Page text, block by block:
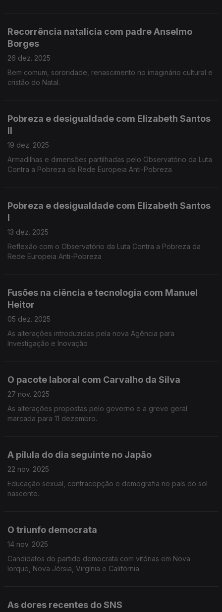
Recorrência natalícia com padre Anselmo
Borges
26 dez. 2025
Bem comum, sororidade, renascimento no imaginário cultural e
cristão do Natal.
Pobreza e desigualdade com Elizabeth Santos
II
19 dez. 2025
Armadilhas e dimensões partilhadas pelo Observatório da Luta
Contra a Pobreza da Rede Europeia Anti-Pobreza
Pobreza e desigualdade com Elizabeth Santos
I
13 dez. 2025
Reflexão com o Observatório da Luta Contra a Pobreza da
Rede Europeia Anti-Pobreza
Fusões na ciência e tecnologia com Manuel
Heitor
05 dez. 2025
As alterações introduzidas pela nova Agência para
Investigação e Inovação
O pacote laboral com Carvalho da Silva
27 nov. 2025
As alterações propostas pelo governo e a greve geral
marcada para 11 dezembro.
A pílula do dia seguinte no Japão
22 nov. 2025
Educação sexual, contracepção e demografia no país do sol
nascente.
O triunfo democrata
14 nov. 2025
Candidatos do partido democrata com vitórias em Nova
Iorque, Nova Jérsia, Virgínia e Califórnia
As dores recentes do SNS